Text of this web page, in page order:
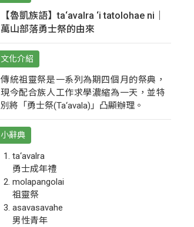
【魯凱族語】ta‘avalra ‘i tatolohae ni｜
萬山部落勇士祭的由來
文化介紹
傳統祖靈祭是一系列為期四個月的祭典，
現今配合族人工作求學濃縮為一天，並特
別將「勇士祭(Ta‘avala)」凸顯辦理。
小辭典
ta‘avalra
勇士成年禮
molapangolai
祖靈祭
asavasavahe
男性青年